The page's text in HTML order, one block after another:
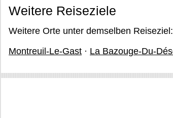
Weitere Reiseziele
Weitere Orte unter demselben Reiseziel:
Montreuil-Le-Gast · La Bazouge-Du-